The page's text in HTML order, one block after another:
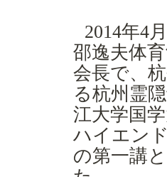
2014年4月
邵逸夫体育
会長で、
る杭州 霊
江大学国
ハイエン
の第一講